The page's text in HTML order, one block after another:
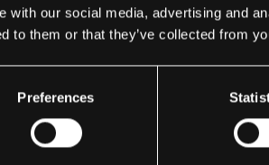
with our social media, advertising and
to them or that they’ve collected from
Preferences
Andreas Perotti
Director
Tel.: +43/59/616-